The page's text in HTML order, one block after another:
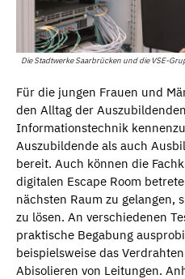
Die Stadtwerke Saarbrücken und die VSE-
Für die jungen Frauen und
den Alltag der
Informationstechnik
Auszubildende als auch
bereit. Auch können die
digitalen Escape Room
nächsten Raum zu gelangen,
zu lösen. An verschiedenen
praktische Begabung
beispielsweise das
Abisolieren von Leitungen.